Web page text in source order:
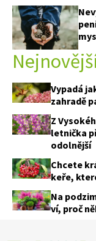
Vypadá
zahradě
Z
letnička
odolnější
Chcete
keře,
Na
ví, proč